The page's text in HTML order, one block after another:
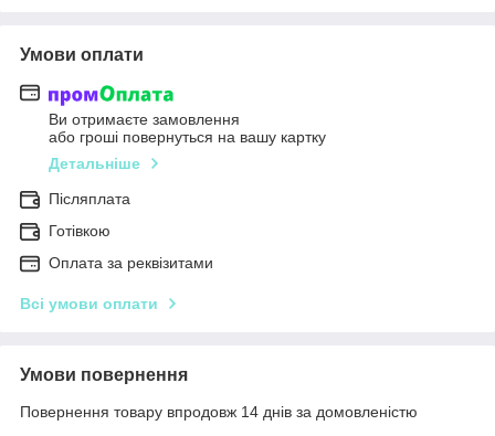
Умови оплати
Ви отримаєте замовлення
або гроші повернуться на вашу картку
Детальніше
Післяплата
Готівкою
Оплата за реквізитами
Всі умови оплати
Умови повернення
Повернення товару впродовж 14 днів за домовленістю